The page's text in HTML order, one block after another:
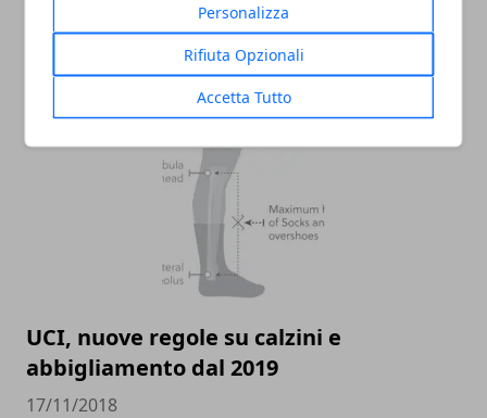
Personalizza
Rifiuta Opzionali
Accetta Tutto
Giro d'Italia 2019: forfait di Froome e
Thomas, Bernal capitano al Giro
UCI, nuove regole su calzini e
abbigliamento dal 2019
17/11/2018